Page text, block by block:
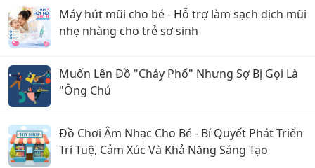
Máy hút mũi cho bé - Hỗ trợ làm sạch dịch mũi
nhẹ nhàng cho trẻ sơ sinh
Muốn Lên Đồ "Cháy Phố" Nhưng Sợ Bị Gọi Là
"Ông Chú
Đồ Chơi Âm Nhạc Cho Bé - Bí Quyết Phát Triển
Trí Tuệ, Cảm Xúc Và Khả Năng Sáng Tạo